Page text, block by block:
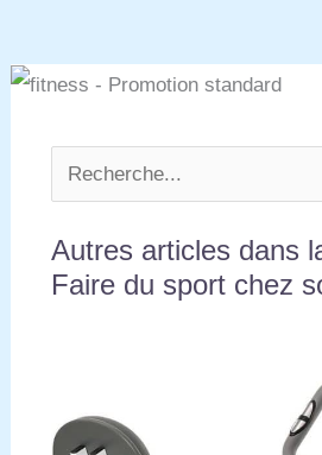
Autres articles dans
Faire du sport chez